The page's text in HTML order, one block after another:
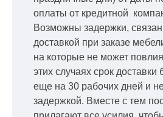
оплаты от кредитной
Возможны задержки,
доставкой при заказе
на которые не может
этих случаях срок доставки
еще на 30 рабочих дней и не
задержкой. Вместе с тем